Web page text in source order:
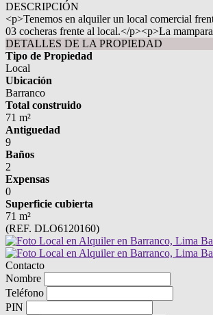
DESCRIPCIÓN
<p>Tenemos en alquiler un local comercial
03 cocheras frente al local.</p><p>La
DETALLES DE LA PROPIEDAD
Tipo de Propiedad
Local
Ubicación
Barranco
Total construido
71 m²
Antiguedad
9
Baños
2
Expensas
0
Superficie cubierta
71 m²
(REF. DLO6120160)
Contacto
Nombre
Teléfono
PIN